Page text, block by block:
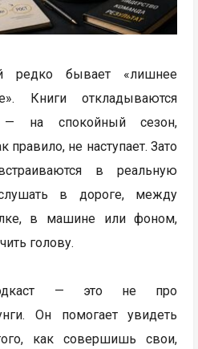
редко бывает «лишнее
Книги откладываются
на спокойный сезон,
правило, не наступает. Зато
в реальную
в дороге, между
в машине или фоном,
голову.
— это не про
Он помогает увидеть
как совершишь свои,